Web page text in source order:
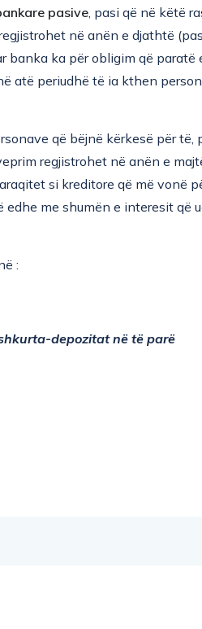
pasive , pasi që në këtë
në anën e djathtë
banka ka për obligim që paratë
atë periudhë të ia kthen
që bëjnë kërkesë për të,
regjistrohet në anën e
si kreditore që më vonë
me shumën e interesit që
:
depozitat në të parë